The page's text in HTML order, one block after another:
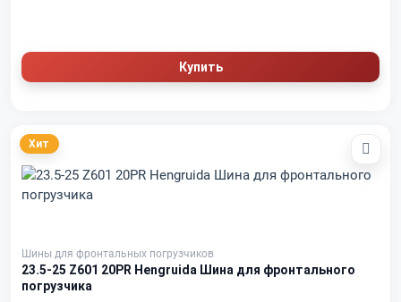
Купить
Хит
Шины для фронтальных погрузчиков
23.5-25 Z601 20PR Hengruida Шина для фронтального
погрузчика